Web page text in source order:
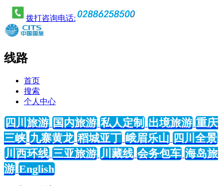
拨打咨询电话:
线路
首页
搜索
个人中心
四川旅游 国内旅游 私人定制 出境旅游 重庆
三峡 九寨黄龙 稻城亚丁 峨眉乐山 四川全景
川西环线 三亚旅游 川藏线 会务包车 海岛旅
游 English